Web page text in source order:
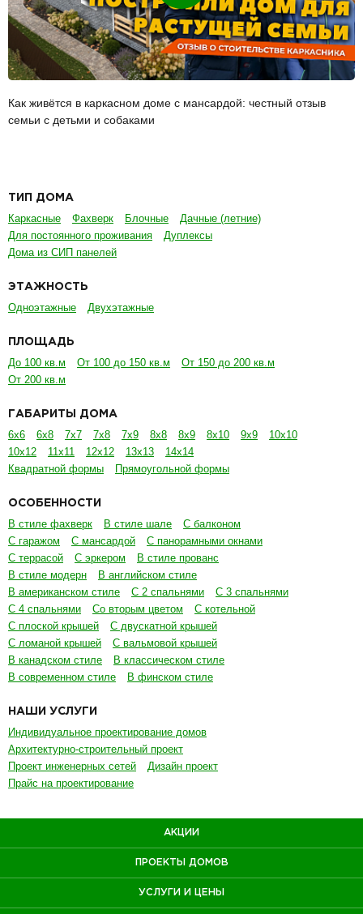
Как живётся в каркасном доме с мансардой: честный отзыв
семьи с детьми и собаками
ТИП ДОМА
Каркасные Фахверк Блочные
Дачные (летние)
Для постоянного проживания
Дуплексы
Дома из СИП панелей
ЭТАЖНОСТЬ
Одноэтажные Двухэтажные
ПЛОЩАДЬ
До 100 кв.м От 100 до 150 кв.м
От 150 до 200 кв.м
От 200 кв.м
ГАБАРИТЫ ДОМА
6х6 6х8 7х7 7х8 7х9 8х8 8х9 8х10 9х9
10х10
10х12
11х11 12х12 13х13
14х14
Квадратной формы
Прямоугольной формы
ОСОБЕННОСТИ
В стиле фахверк В стиле шале
С балконом
С гаражом
С мансардой
С панорамными окнами
С террасой
С эркером
В стиле прованс
В стиле модерн
В английском стиле
В американском стиле
С 2 спальнями
С 3 спальнями
С 4 спальнями
Со вторым цветом
С котельной
С плоской крышей
С двускатной крышей
С ломаной крышей
С вальмовой крышей
В канадском стиле
В классическом стиле
В современном стиле
В финском стиле
НАШИ УСЛУГИ
Индивидуальное проектирование домов
Архитектурно-строительный проект
Проект инженерных сетей
Дизайн проект
Прайс на проектирование
АКЦИИ
ПРОЕКТЫ ДОМОВ
УСЛУГИ И ЦЕНЫ